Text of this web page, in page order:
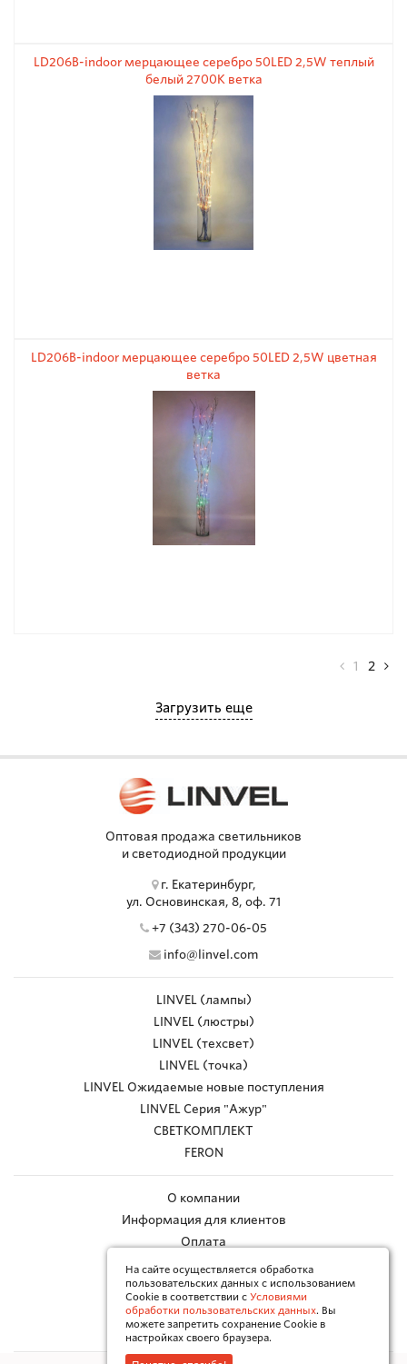
LD206B-indoor мерцающее серебро 50LЕD 2,5W теплый
белый 2700K ветка
LD206B-indoor мерцающее серебро 50LЕD 2,5W цветная
ветка
1 2
Загрузить еще
Оптовая продажа светильников
и светодиодной продукции
г. Екатеринбург,
ул. Основинская, 8, оф. 71
+7 (343) 270-06-05
info@linvel.com
LINVEL (лампы)
LINVEL (люстры)
LINVEL (техсвет)
LINVEL (точка)
LINVEL Ожидаемые новые поступления
LINVEL Серия "Ажур"
СВЕТКОМПЛЕКТ
FERON
О компании
Информация для клиентов
Оплата
Работа с браком
Каталоги в PDF
Контакты
На сайте осуществляется обработка
пользовательских данных с использованием
Cookie в соответствии с Условиями
обработки пользовательских данных. Вы
можете запретить сохранение Cookie в
настройках своего браузера.